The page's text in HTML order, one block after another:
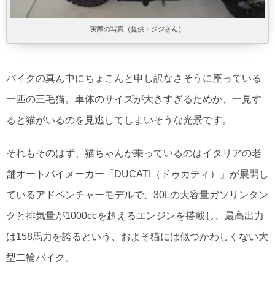
実際の写真（提供：ジジさん）
バイクの真ん中にちょこんと申し訳なさそうに座っている
一匹の三毛猫。車体のサイズが大きすぎるためか、一見す
ると猫がいるのを見逃してしまいそうな光景です。
それもそのはず、猫ちゃんが乗っているのはイタリアの老
舗オートバイメーカー「DUCATI（ドゥカティ）」が展開し
ているアドベンチャーモデルで、30Lの大容量ガソリンタン
クと排気量が1000ccを超えるエンジンを搭載し、最高出力
は158馬力を誇るという、およそ猫には似つかわしくない大
型二輪バイク。